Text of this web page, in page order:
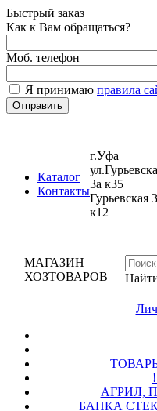
Быстрый заказ
Как к Вам обращаться?
Моб. телефон
Я принимаюправила
Каталог
Контакты
г.Уфа
ул.Гурьевская
3а к35
Гурьевская 3а
к12
МАГАЗИН
ХОЗТОВАРОВ
Найти
АГРИЛ,
БАНКА